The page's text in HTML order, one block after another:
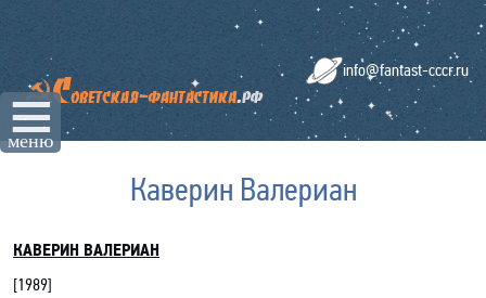
☰
меню
info@fantast-cccr.ru
Каверин Валериан
КАВЕРИН ВАЛЕРИАН
[1989]